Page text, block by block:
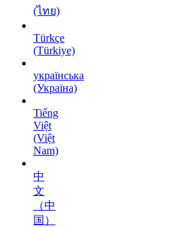
(ไทย)
Türkçe
(Türkiye)
українська
(Україна)
Tiếng
Việt
(Việt
Nam)
中
文
（中
国）